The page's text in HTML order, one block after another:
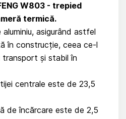
W803 - trepied
termică.
asigurând astfel
în construcție, ceea ce-l
și stabil în
centrale este de 23,5
de încărcare este de 2,5